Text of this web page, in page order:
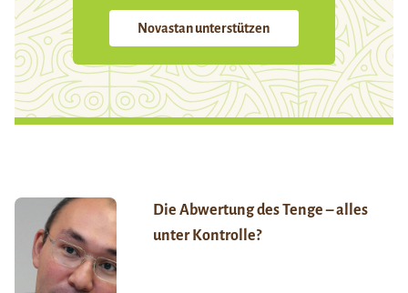
Novastan unterstützen
Die Abwertung des Tenge – alles
unter Kontrolle?